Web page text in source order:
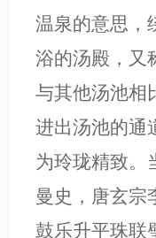
温泉的意思，
浴的汤殿，又
与其他汤池相
进出汤池的通
为玲珑精致。
曼史，唐玄宗
鼓乐升平珠联